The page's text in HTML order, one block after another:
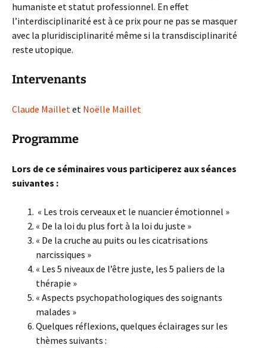
humaniste et statut professionnel. En effet
l’interdisciplinarité est à ce prix pour ne pas se masquer
avec la pluridisciplinarité même si la transdisciplinarité
reste utopique.
Intervenants
Claude Mailletet Noëlle Maillet
Programme
Lors de ce séminaires vous participerez aux séances
suivantes :
« Les trois cerveaux et le nuancier émotionnel »
« De la loi du plus fort à la loi du juste »
« De la cruche au puits ou les cicatrisations
narcissiques »
« Les 5 niveaux de l’être juste, les 5 paliers de la
thérapie »
« Aspects psychopathologiques des soignants
malades »
Quelques réflexions, quelques éclairages sur les
thèmes suivants :